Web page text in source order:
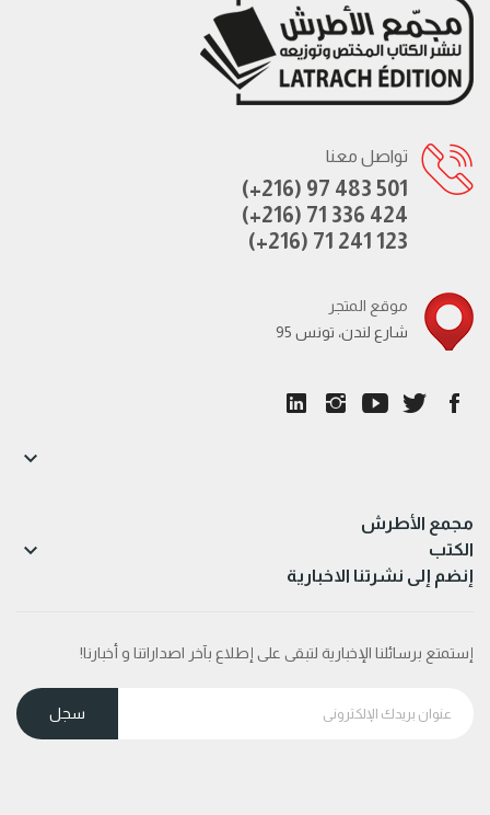
تواصل معنا
(+216) 97 483 501
(+216) 71 336 424
(+216) 71 241 123
موقع المتجر
95 شارع لندن، تونس
مجمع الأطرش

الكتب 
إنضم إلى نشرتنا الاخبارية
إستمتع برسائلنا الإخبارية لتبقى على إطلاع بآخر اصداراتنا و أخبارنا!